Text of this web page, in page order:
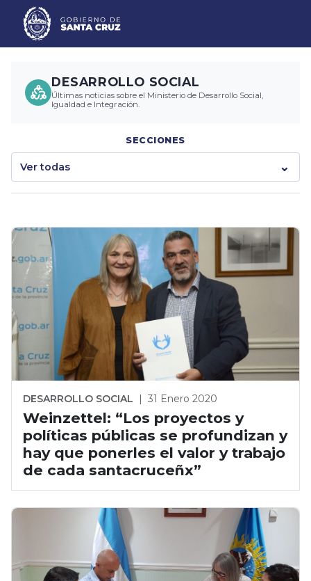
DESARROLLO SOCIAL
Últimas noticias sobre el Ministerio de Desarrollo Social,
Igualdad e Integración.
SECCIONES
Ver todas
DESARROLLO SOCIAL | 31 Enero 2020
Weinzettel: “Los proyectos y
políticas públicas se profundizan y
hay que ponerles el valor y trabajo
de cada santacruceñx”